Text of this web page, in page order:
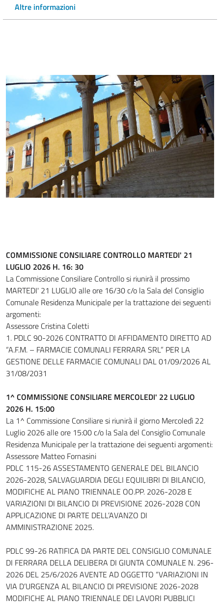
Altre informazioni
COMMISSIONE CONSILIARE CONTROLLO MARTEDI' 21
LUGLIO 2026 H. 16: 30
La Commissione Consiliare Controllo si riunirà il prossimo
MARTEDI' 21 LUGLIO alle ore 16/30 c/o la Sala del Consiglio
Comunale Residenza Municipale per la trattazione dei seguenti
argomenti:
Assessore Cristina Coletti
1. PDLC 90-2026 CONTRATTO DI AFFIDAMENTO DIRETTO AD
“A.F.M. – FARMACIE COMUNALI FERRARA SRL” PER LA
GESTIONE DELLE FARMACIE COMUNALI DAL 01/09/2026 AL
31/08/2031
1^ COMMISSIONE CONSILIARE MERCOLEDI' 22 LUGLIO
2026 H. 15:00
La 1^ Commissione Consiliare si riunirà il giorno Mercoledì 22
Luglio 2026 alle ore 15:00 c/o la Sala del Consiglio Comunale
Residenza Municipale per la trattazione dei seguenti argomenti:
Assessore Matteo Fornasini
PDLC 115-26 ASSESTAMENTO GENERALE DEL BILANCIO
2026-2028, SALVAGUARDIA DEGLI EQUILIBRI DI BILANCIO,
MODIFICHE AL PIANO TRIENNALE OO.PP. 2026-2028 E
VARIAZIONI DI BILANCIO DI PREVISIONE 2026-2028 CON
APPLICAZIONE DI PARTE DELL’AVANZO DI
AMMINISTRAZIONE 2025.
PDLC 99-26 RATIFICA DA PARTE DEL CONSIGLIO COMUNALE
DI FERRARA DELLA DELIBERA DI GIUNTA COMUNALE N. 296-
2026 DEL 25/6/2026 AVENTE AD OGGETTO “VARIAZIONI IN
VIA D’URGENZA AL BILANCIO DI PREVISIONE 2026-2028
MODIFICHE AL PIANO TRIENNALE DEI LAVORI PUBBLICI